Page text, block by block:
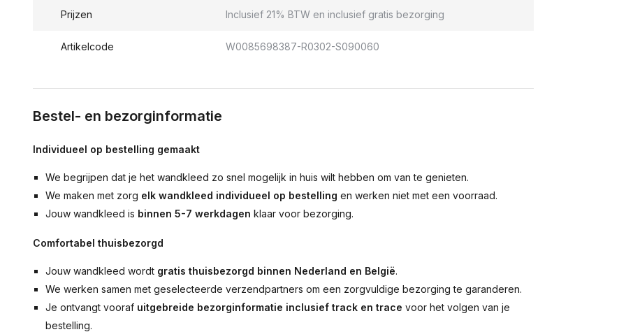
Prijzen Inclusief 21% BTW en inclusief gratis bezorging
Artikelcode W0085698387-R0302-S090060
Bestel- en bezorginformatie
Individueel op bestelling gemaakt
We begrijpen dat je het wandkleed zo snel mogelijk in huis wilt hebben om van te genieten.
We maken met zorg elk wandkleed individueel op bestelling en werken niet met een voorraad.
Jouw wandkleed is binnen 5-7 werkdagen klaar voor bezorging.
Comfortabel thuisbezorgd
Jouw wandkleed wordt gratis thuisbezorgd binnen Nederland en België.
We werken samen met geselecteerde verzendpartners om een zorgvuldige bezorging te garanderen.
Je ontvangt vooraf uitgebreide bezorginformatie inclusief track en trace voor het volgen van je
bestelling.